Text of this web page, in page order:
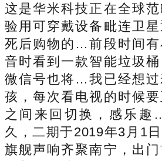
这是华米科技正在全球
验用可穿戴设备毗连卫
死后购物的…前段时间有
音时看到一款智能垃圾桶
微信号也将…我已经想过
孩，每次看电视的时候
之间来回切换，感乐趣
久，二期于2019年3月1
旗舰声响齐聚南宁，出